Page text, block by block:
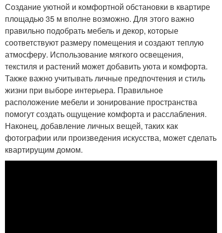
Создание уютной и комфортной обстановки в квартире
площадью 35 м вполне возможно. Для этого важно
правильно подобрать мебель и декор, которые
соответствуют размеру помещения и создают теплую
атмосферу. Использование мягкого освещения,
текстиля и растений может добавить уюта и комфорта.
Также важно учитывать личные предпочтения и стиль
жизни при выборе интерьера. Правильное
расположение мебели и зонирование пространства
помогут создать ощущение комфорта и расслабления.
Наконец, добавление личных вещей, таких как
фотографии или произведения искусства, может сделать
квартирущим домом.